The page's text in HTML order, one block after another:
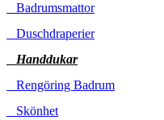
Badrumsmattor
Duschdraperier
Handdukar
Rengöring Badrum
Skönhet